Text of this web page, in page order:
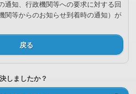
通知、行政機関等への要求に対する回
関等からのお知らせ到着時の通知）が
戻る
しましたか？